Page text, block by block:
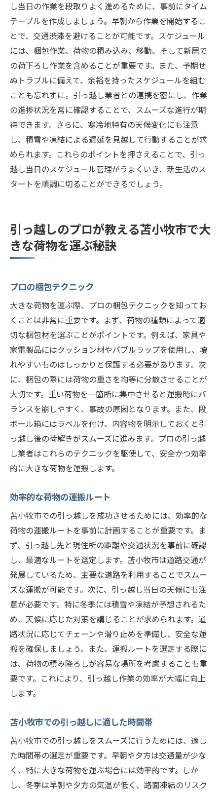
し当日の作業を段取りよく進めるために、事前にタイム
テーブルを作成しましょう。早朝から作業を開始するこ
とで、交通渋滞を避けることが可能です。スケジュール
には、梱包作業、荷物の積み込み、移動、そして新居で
の荷下ろし作業を含めることが重要です。また、予期せ
ぬトラブルに備えて、余裕を持ったスケジュールを組む
ことも忘れずに。引っ越し業者との連携を密にし、作業
の進捗状況を常に確認することで、スムーズな進行が期
待できます。さらに、寒冷地特有の天候変化にも注意
し、積雪や凍結による遅延を見越して行動することが求
められます。これらのポイントを押さえることで、引っ
越し当日のスケジュール管理がうまくいき、新生活のス
タートを順調に切ることができるでしょう。
引っ越しのプロが教える苫小牧市で大
きな荷物を運ぶ秘訣
プロの梱包テクニック
大きな荷物を運ぶ際、プロの梱包テクニックを知ってお
くことは非常に重要です。まず、荷物の種類によって適
切な梱包材を選ぶことがポイントです。例えば、家具や
家電製品にはクッション材やバブルラップを使用し、壊
れやすいものはしっかりと保護する必要があります。次
に、梱包の際には荷物の重さを均等に分散させることが
大切です。重い荷物を一箇所に集中させると運搬時にバ
ランスを崩しやすく、事故の原因となります。また、段
ボール箱にはラベルを付け、内容物を明示しておくと引
っ越し後の荷解きがスムーズに進みます。プロの引っ越
し業者はこれらのテクニックを駆使して、安全かつ効率
的に大きな荷物を運搬します。
効率的な荷物の運搬ルート
苫小牧市での引っ越しを成功させるためには、効率的な
荷物の運搬ルートを事前に計画することが重要です。ま
ず、引っ越し先と現住所の距離や交通状況を事前に確認
し、最適なルートを選定します。苫小牧市は道路交通が
発展しているため、主要な道路を利用することでスムー
ズな運搬が可能です。次に、引っ越し当日の天候にも注
意が必要です。特に冬季には積雪や凍結が予想されるた
め、天候に応じた対策を講じることが求められます。道
路状況に応じてチェーンや滑り止めを準備し、安全な運
搬を確保しましょう。また、運搬ルートを選定する際に
は、荷物の積み降ろしが容易な場所を考慮することも重
要です。これにより、引っ越し作業の効率が大幅に向上
します。
苫小牧市での引っ越しに適した時間帯
苫小牧市での引っ越しをスムーズに行うためには、適し
た時間帯の選定が重要です。早朝や夕方は交通量が少な
く、特に大きな荷物を運ぶ場合には効率的です。しか
し、冬季は早朝や夕方の気温が低く、路面凍結のリスク